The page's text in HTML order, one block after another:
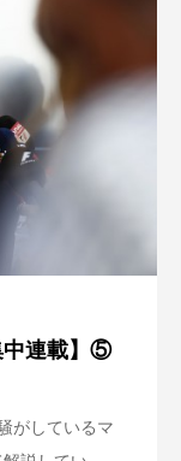
中連載】⑤
がしているマ